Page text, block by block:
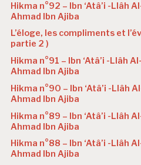
Hikma n°92 – Ibn ‘Atâ’i -Llâh
Ahmad Ibn Ajiba
L’éloge, les compliments et
partie 2 )
Hikma n°91 – Ibn ‘Atâ’i -Llâh
Ahmad Ibn Ajiba
Hikma n°90 – Ibn ‘Atâ’i -Llâh
Ahmad Ibn Ajiba
Hikma n°89 – Ibn ‘Atâ’i -Llâh
Ahmad Ibn Ajiba
Hikma n°88 – Ibn ‘Atâ’i -Llâh
Ahmad Ibn Ajiba